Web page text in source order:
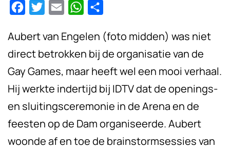
FacebookTwitterEmail WhatsApp
Aubert van Engelen (foto midden) was niet
direct betrokken bij de organisatie van de
Gay Games, maar heeft wel een mooi verhaal.
Hij werkte indertijd bij IDTV dat de openings-
en sluitingsceremonie in de Arena en de
feesten op de Dam organiseerde. Aubert
woonde af en toe de brainstormsessies van